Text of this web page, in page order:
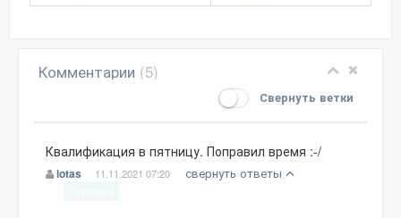
Комментарии (5)
Свернуть ветки
Квалификация в пятницу. Поправил время :-/
lotas 11.11.2021 07:20 свернуть ответы